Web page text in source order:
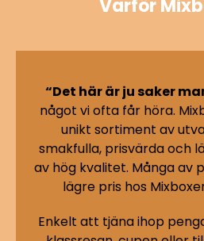
Varför
“Det här är ju saker
något vi ofta får höra.
unikt sortiment av
smakfulla, prisvärda och
av hög kvalitet. Många av
lägre pris hos
Enkelt att tjäna ihop